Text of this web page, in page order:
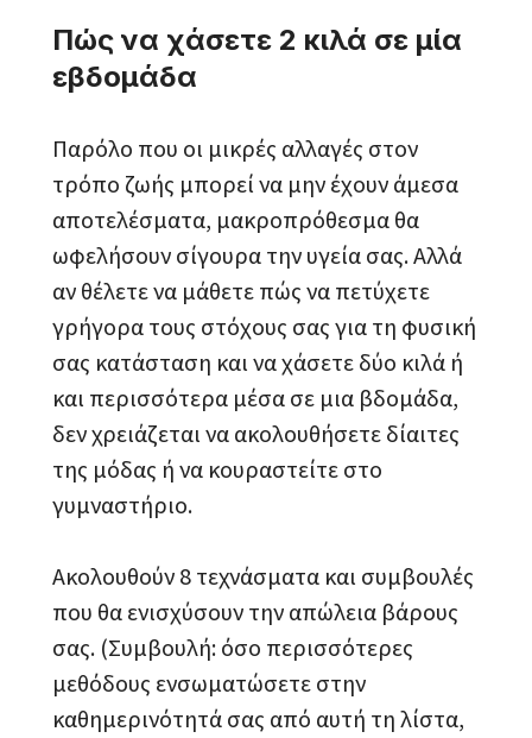
Πώς να χάσετε 2 κιλά σε μία
εβδομάδα
Παρόλο που οι μικρές αλλαγές στον
τρόπο ζωής μπορεί να μην έχουν άμεσα
αποτελέσματα, μακροπρόθεσμα θα
ωφελήσουν σίγουρα την υγεία σας. Αλλά
αν θέλετε να μάθετε πώς να πετύχετε
γρήγορα τους στόχους σας για τη φυσική
σας κατάσταση και να χάσετε δύο κιλά ή
και περισσότερα μέσα σε μια βδομάδα,
δεν χρειάζεται να ακολουθήσετε δίαιτες
της μόδας ή να κουραστείτε στο
γυμναστήριο.
Ακολουθούν 8 τεχνάσματα και συμβουλές
που θα ενισχύσουν την απώλεια βάρους
σας. (Συμβουλή: όσο περισσότερες
μεθόδους ενσωματώσετε στην
καθημερινότητά σας από αυτή τη λίστα,